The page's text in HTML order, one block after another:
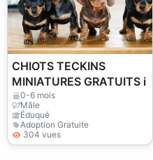
CHIOTS TECKINS
MINIATURES GRATUITS i
0-6 mois
Mâle
Éduqué
Adoption Gratuite
304 vues